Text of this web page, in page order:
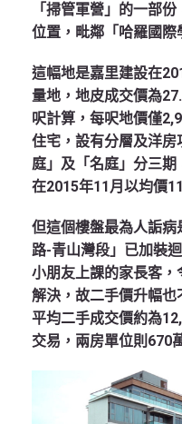
「掃管軍營」的一部
位置，毗鄰「哈羅國際
這幅地是嘉里建設在
量地，地皮成交價為
呎計算，每呎地價僅
住宅，設有分層及洋
庭」及「名庭」分三
在2015年11月以均價
但這個樓盤最為人詬
路-青山灣段」已加裝
小朋友上課的家長客
解決，故二手價升幅也
平均二手成交價約為
交易，兩房單位則670